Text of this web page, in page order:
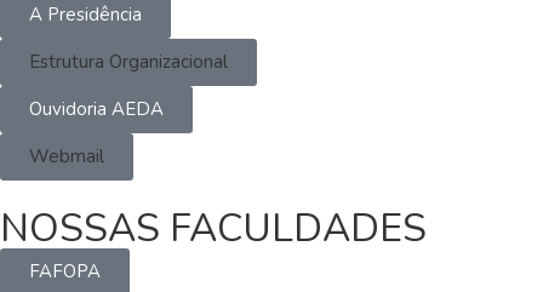
A Presidência
Estrutura Organizacional
Ouvidoria AEDA
Webmail
NOSSAS FACULDADES
FAFOPA